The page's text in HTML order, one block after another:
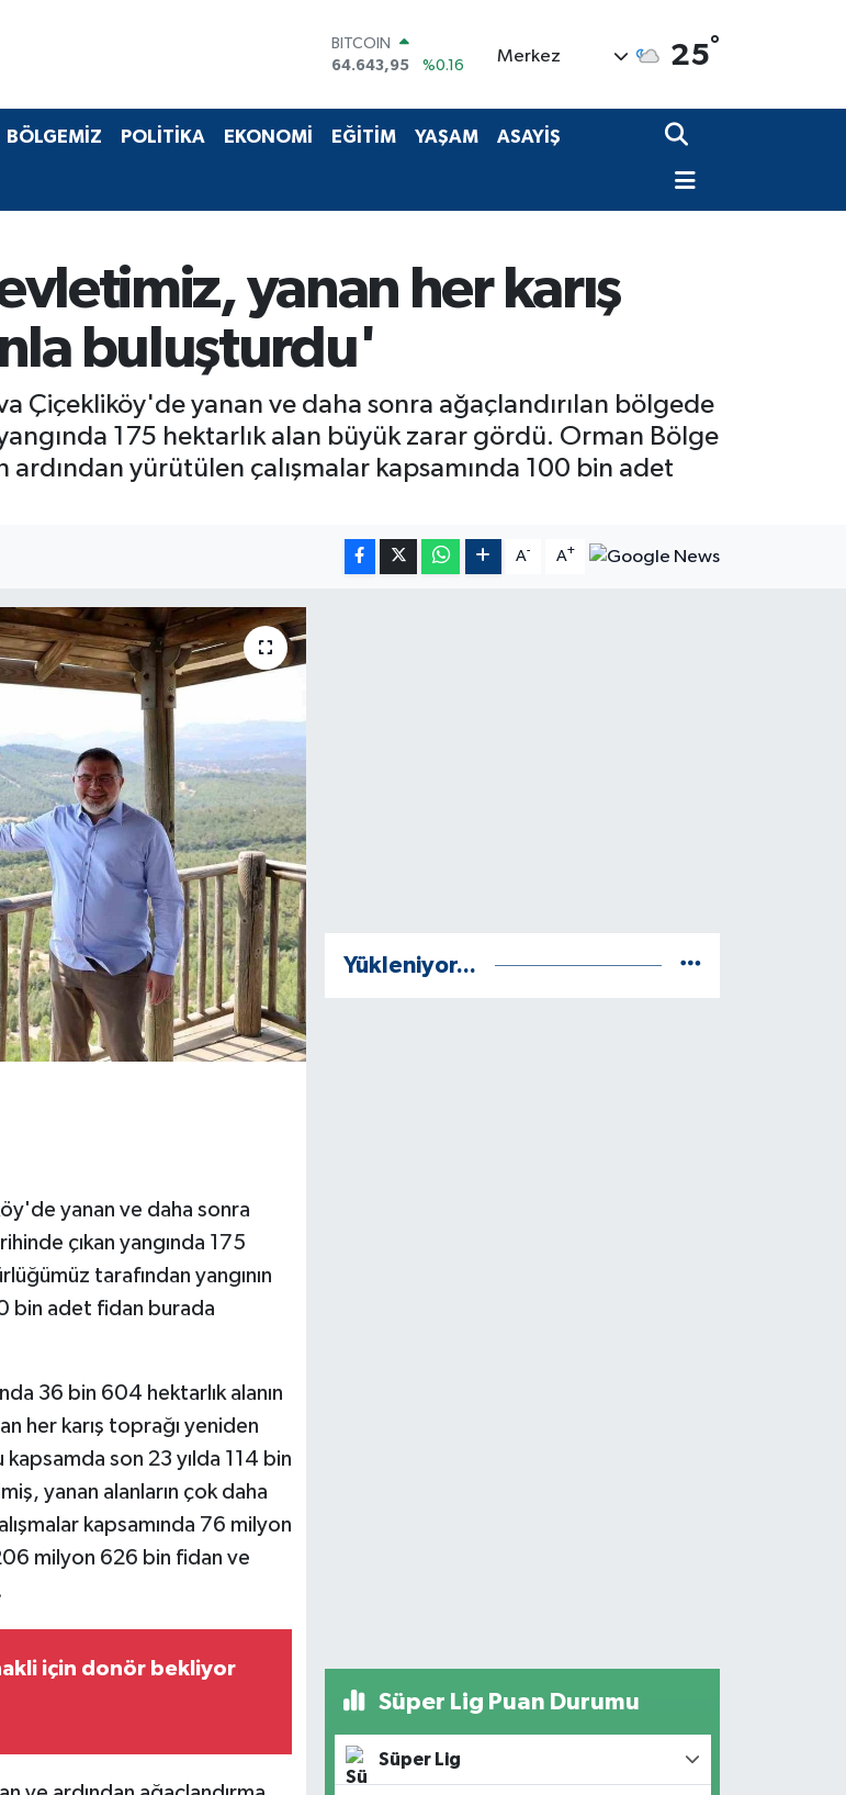
DOLAR
47,6006
%0.06
STERLİN
Merkez 25°
BÖLGEMİZ POLİTİKA EKONOMİ EĞİTİM YAŞAM ASAYİŞ
yanan her karış
buluşturdu'
Çiçekliköy'de yanan ve daha sonra ağaçlandırılan bölgede
175 hektarlık alan büyük zarar gördü. Orman Bölge
yürütülen çalışmalar kapsamında 100 bin adet
A- A+
yanan ve daha sonra
çıkan yangında 175
tarafından yangının
bin adet fidan burada
36 bin 604 hektarlık alanın
her karış toprağı yeniden
kapsamda son 23 yılda 114 bin
yanan alanların çok daha
kapsamında 76 milyon
milyon 626 bin fidan ve
için donör bekliyor
Yükleniyor...
Süper Lig Puan Durumu
Süper Lig